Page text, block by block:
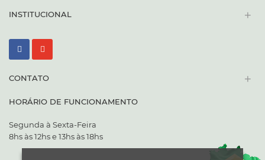
INSTITUCIONAL +
CONTATO +
HORÁRIO DE FUNCIONAMENTO
Segunda à Sexta-Feira
8hs às 12hs e 13hs às 18hs